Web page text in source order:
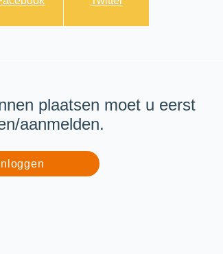
plaatsen moet u eerst
aanmelden.
Inloggen